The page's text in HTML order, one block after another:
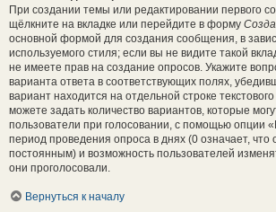
При создании темы или редактировании первого
щёлкните на вкладке или перейдите в форму
основной формой для создания сообщения, в
используемого стиля; если вы не видите такой
не имеете прав на создание опросов. Укажите
варианта ответа в соответствующих полях,
вариант находится на отдельной строке
можете задать количество вариантов, которые
пользователи при голосовании, с помощью опции
период проведения опроса в днях (0 означает, что
постоянным) и возможность пользователей
они проголосовали.
Вернуться к началу